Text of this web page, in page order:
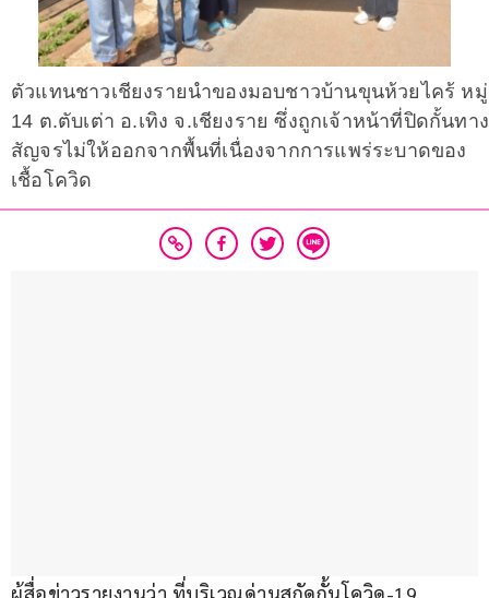
ตัวแทนชาวเชียงรายนำของมอบชาวบ้านขุนห้วยไคร้ หมู่
14 ต.ตับเต่า อ.เทิง จ.เชียงราย ซึ่งถูกเจ้าหน้าที่ปิดกั้นทาง
สัญจรไม่ให้ออกจากพื้นที่เนื่องจากการแพร่ระบาดของ
เชื้อโควิด